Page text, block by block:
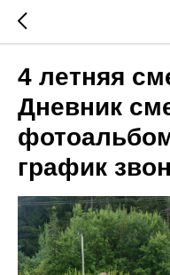
4 летняя
Дневник
график